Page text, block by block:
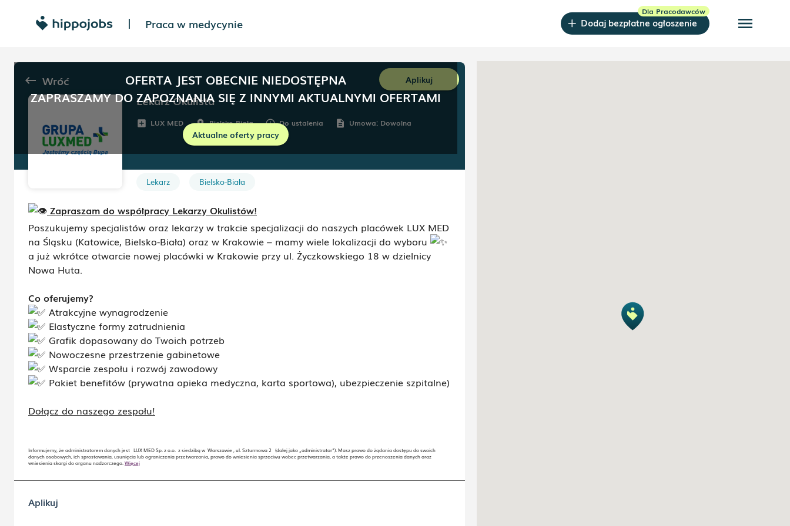
| Praca w medycynie Dodaj bezpłatne ogłoszenie menu
OFERTA JEST OBECNIE NIEDOSTĘPNA
ZAPRASZAMY DO ZAPOZNANIA SIĘ Z INNYMI AKTUALNYMI OFERTAMI
Aktualne oferty pracy
keyboard_backspace Wróć Aplikuj
Lekarz Okulista
add_box LUX MED room Bielsko-Biała schedule Do ustalenia description Umowa: Dowolna
Lekarz Bielsko-Biała
Zapraszam do współpracy Lekarzy Okulistów!
Poszukujemy specjalistów oraz lekarzy w trakcie specjalizacji do naszych placówek LUX MED
na Śląsku (Katowice, Bielsko-Biała) oraz w Krakowie – mamy wiele lokalizacji do wyboru
a już wkrótce otwarcie nowej placówki w Krakowie przy ul. Życzkowskiego 18 w dzielnicy
Nowa Huta.
Co oferujemy?
Atrakcyjne wynagrodzenie
Elastyczne formy zatrudnienia
Grafik dopasowany do Twoich potrzeb
Nowoczesne przestrzenie gabinetowe
Wsparcie zespołu i rozwój zawodowy
Pakiet benefitów (prywatna opieka medyczna, karta sportowa), ubezpieczenie szpitalne)
Dołącz do naszego zespołu!
Informujemy, że administratorem danych jest LUX MED Sp. z o.o. z siedzibą w Warszawie , ul. Szturmowa 2 (dalej jako „administrator”). Masz prawo do żądania dostępu do swoich
danych osobowych, ich sprostowania, usunięcia lub ograniczenia przetwarzania, prawo do wniesienia sprzeciwu wobec przetwarzania, a także prawo do przenoszenia danych oraz
wniesienia skargi do organu nadzorczego. Więcej
Aplikuj